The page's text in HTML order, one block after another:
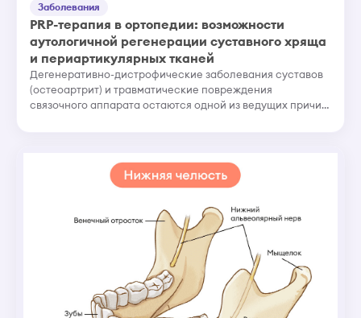
Заболевания
PRP-терапия в ортопедии: возможности
аутологичной регенерации суставного хряща
и периартикулярных тканей
Дегенеративно-дистрофические заболевания суставов
(остеоартрит) и травматические повреждения
связочного аппарата остаются одной из ведущих причин